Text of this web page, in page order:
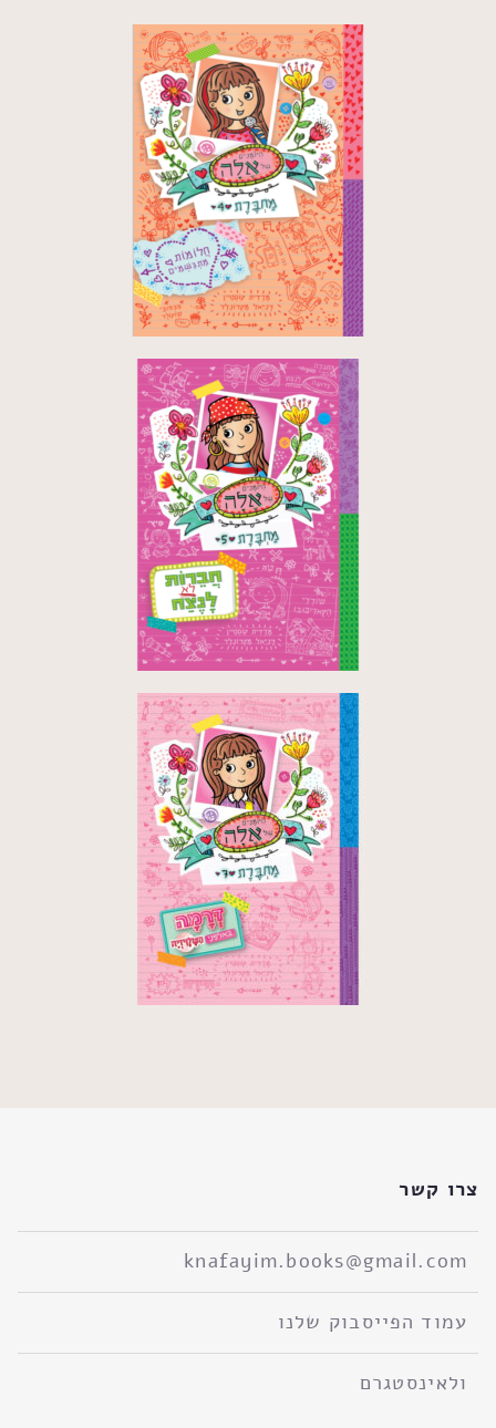
צרו קשר
knafayim.books@gmail.com
עמוד הפייסבוק שלנו
ולאינסטגרם